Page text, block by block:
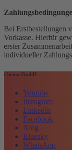
Bei Erstbestellungen
Vorkasse. Hierfür
erster
individueller
i-bema GmbH
Youtube
Instagram
LinkedIn
Facebook
Xing
Bluesky
WhatsApp